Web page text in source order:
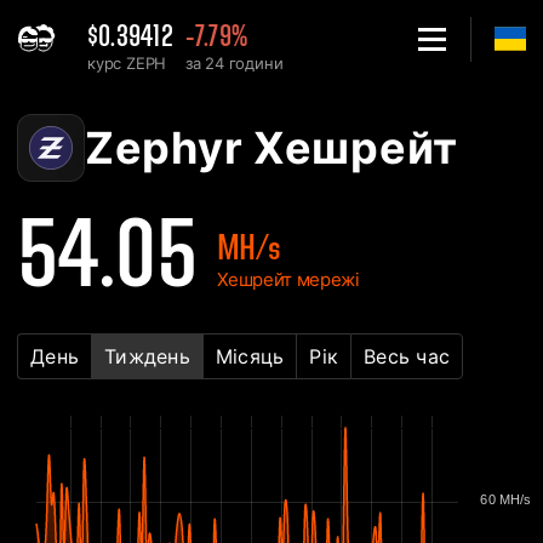
$0.39412
курс ZEPH
-7.79%
за 24 години
Zephyr ZEPH Графік хешрейту мережі - 2Miners
Zephyr Хешрейт
54.05 MH/s
Хешрейт мережі
День Тиждень Місяць Рік Весь час
60 MH/s